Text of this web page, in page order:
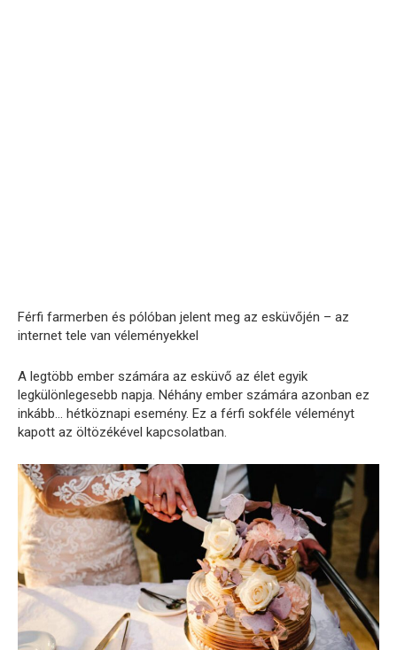
Férfi farmerben és pólóban jelent meg az esküvőjén – az
internet tele van véleményekkel
A legtöbb ember számára az esküvő az élet egyik
legkülönlegesebb napja. Néhány ember számára azonban ez
inkább… hétköznapi esemény. Ez a férfi sokféle véleményt
kapott az öltözékével kapcsolatban.